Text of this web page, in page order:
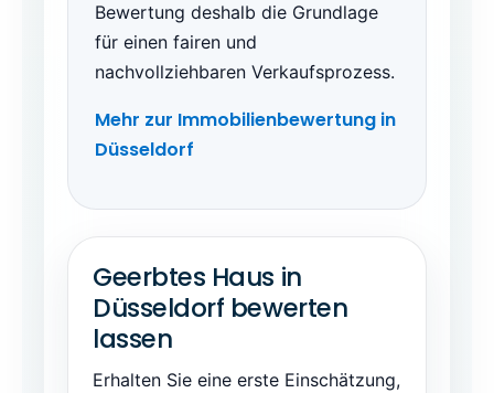
Bewertung deshalb die Grundlage
für einen fairen und
nachvollziehbaren Verkaufsprozess.
Mehr zur Immobilienbewertung in
Düsseldorf
Geerbtes Haus in
Düsseldorf bewerten
lassen
Erhalten Sie eine erste Einschätzung,